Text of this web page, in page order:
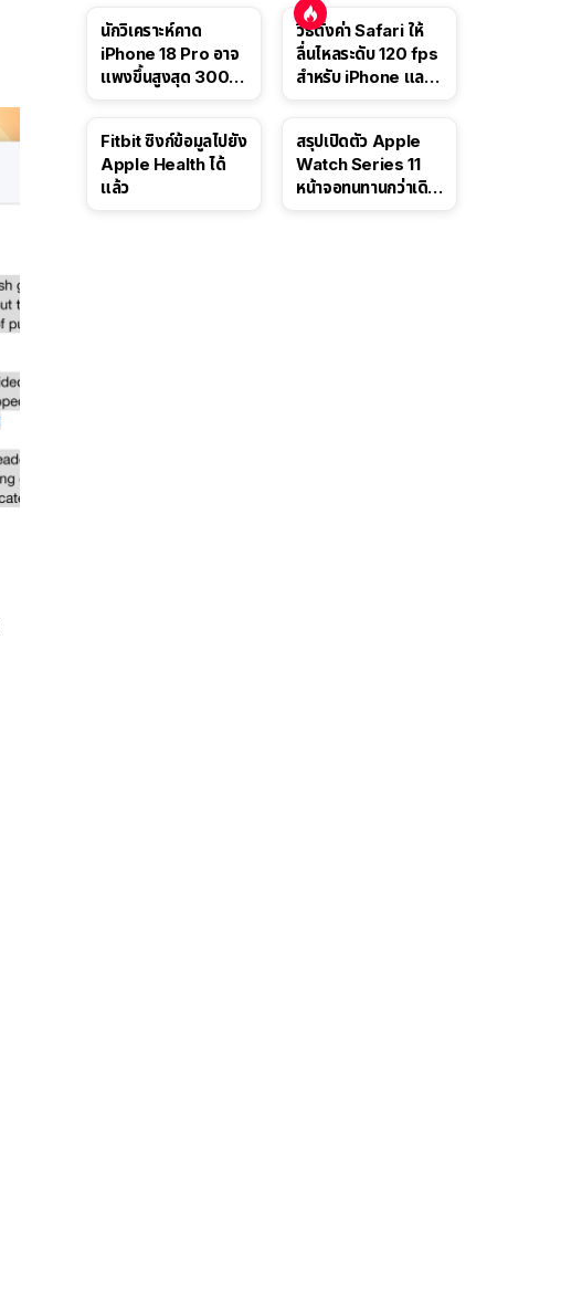
นี้
นักวิเคราะห์คาด
iPhone 18 Pro อาจ
แพงขึ้นสูงสุด 300
วิธีตั้งค่า Safari ให้
ลื่นไหลระดับ 120 fps
สำหรับ iPhone และ
Fitbit ซิงก์ข้อมูลไปยัง
Apple Health ได้
แล้ว
สรุปเปิดตัว Apple
Watch Series 11
หน้าจอทนทานกว่าเดิม